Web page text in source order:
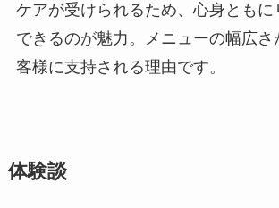
ケアが受けられるため、心身ともに
できるのが魅力。メニューの幅広さ
客様に支持される理由です。
体験談